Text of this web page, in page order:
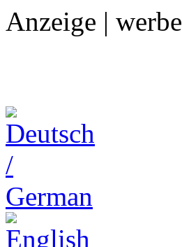
Anzeige |